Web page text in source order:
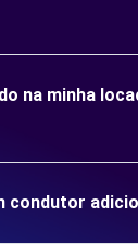
na minha
condutor